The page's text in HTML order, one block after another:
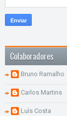
Colaboradores
Bruno Ramalho
Carlos Martins
Luís Costa